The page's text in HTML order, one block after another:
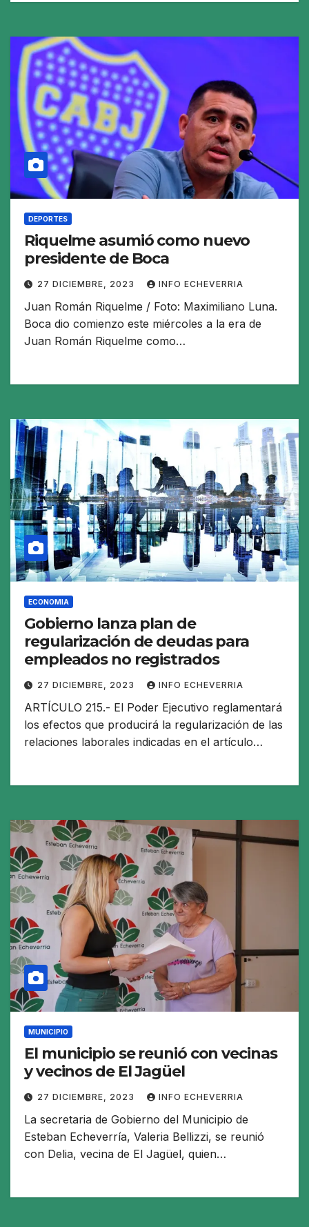
DEPORTES
Riquelme asumió como nuevo
presidente de Boca
27 DICIEMBRE, 2023 INFO ECHEVERRIA
Juan Román Riquelme / Foto: Maximiliano Luna.
Boca dio comienzo este miércoles a la era de
Juan Román Riquelme como…
ECONOMIA
Gobierno lanza plan de
regularización de deudas para
empleados no registrados
27 DICIEMBRE, 2023 INFO ECHEVERRIA
ARTÍCULO 215.- El Poder Ejecutivo reglamentará
los efectos que producirá la regularización de las
relaciones laborales indicadas en el artículo…
MUNICIPIO
El municipio se reunió con vecinas
y vecinos de El Jagüel
27 DICIEMBRE, 2023 INFO ECHEVERRIA
La secretaria de Gobierno del Municipio de
Esteban Echeverría, Valeria Bellizzi, se reunió
con Delia, vecina de El Jagüel, quien…